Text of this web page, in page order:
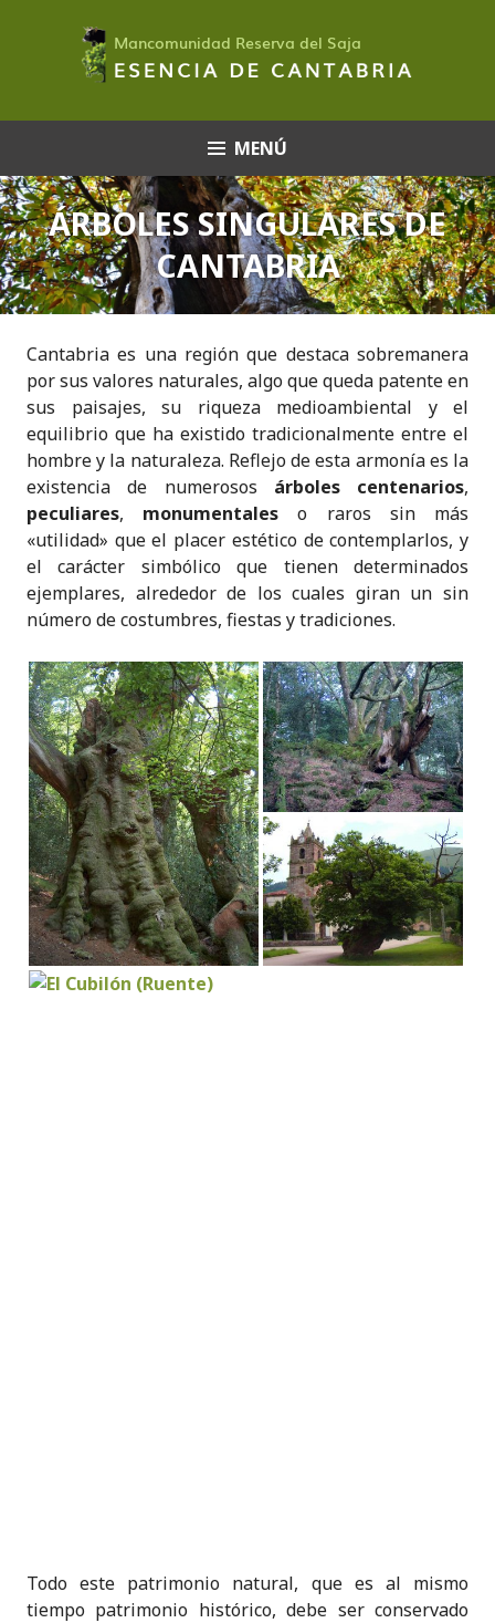
contenido
MENÚ
ÁRBOLES SINGULARES DE
CANTABRIA
Cantabriaes una región que destaca sobremanera
por sus valores naturales, algo que queda patente en
sus paisajes, su riqueza medioambiental y el
equilibrio que ha existido tradicionalmente entre el
hombre y la naturaleza. Reflejo de esta armonía es la
existencia de numerosos árboles centenarios,
peculiares, monumentales o raros sin más
«utilidad» que el placer estético de contemplarlos, y
el carácter simbólico que tienen determinados
ejemplares, alrededor de los cuales giran un sin
número de costumbres, fiestas y tradiciones.
Todo este patrimonio natural, que es al mismo
tiempo patrimonio histórico, debe ser conservado